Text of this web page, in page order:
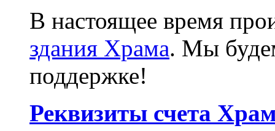
В настоящее время
здания Храма. Мы
поддержке!
Реквизиты счета